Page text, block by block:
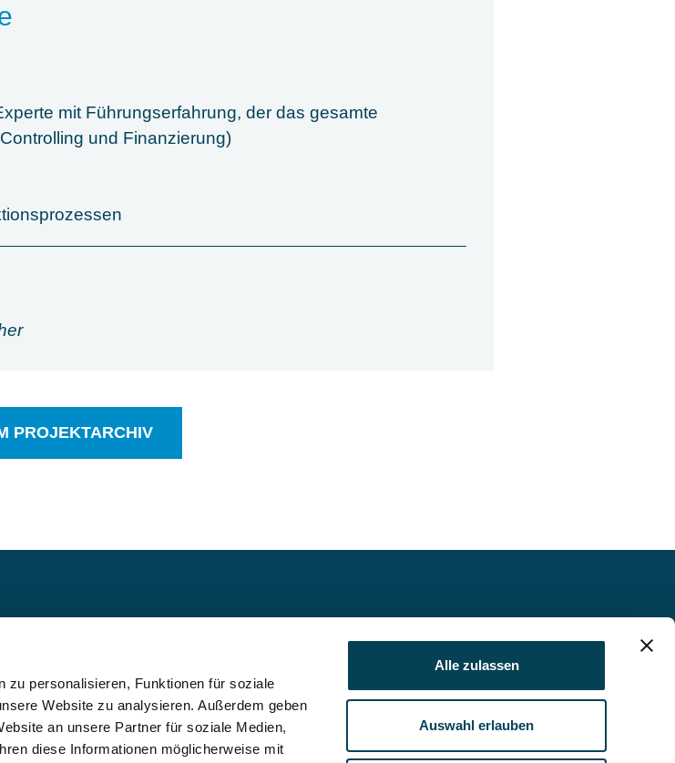
zu personalisieren, Funktionen für soziale
Website zu analysieren. Außerdem geben
an unsere Partner für soziale Medien,
diese Informationen möglicherweise mit
Alle zulassen
Auswahl erlauben
mit Führungserfahrung, der das gesamte
und Finanzierung)
PROJEKTARCHIV
FAQ
AGB
Kontakt